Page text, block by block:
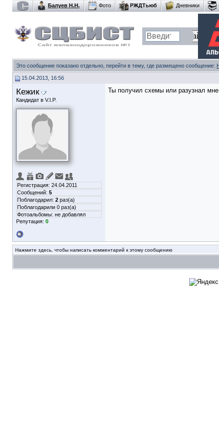
Балуев Н.Н. Фото РЖДТьюб Дневники
Это сообщение показано отдельно, перейти в тему, где размещено сообщение:
15.04.2013, 16:56
Кежик
Кандидат в V.I.P.
Регистрация: 24.04.2011
Сообщений: 5
Поблагодарил: 2 раз(а)
Поблагодарили 0 раз(а)
Фотоальбомы: не добавлял
Репутация: 0
Ты получил схемы или разузнал
Нажмите здесь, чтобы написать комментарий к этому сообщению